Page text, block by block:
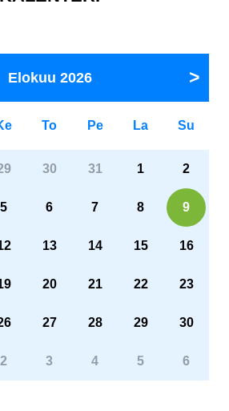
Elokuu 2026
To Pe La Su
30 31 1 2
5 6 7 8 9
13 14 15 16
20 21 22 23
27 28 29 30
2 3 4 5 6